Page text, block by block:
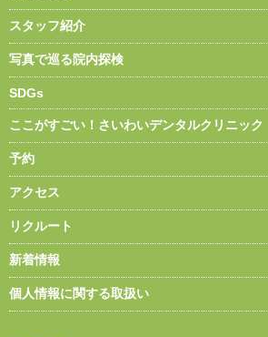
スタッフ紹介
写真で巡る院内探検
SDGs
ここがすごい！さいわいデンタルクリニック
予約
アクセス
リクルート
新着情報
個人情報に関する取扱い